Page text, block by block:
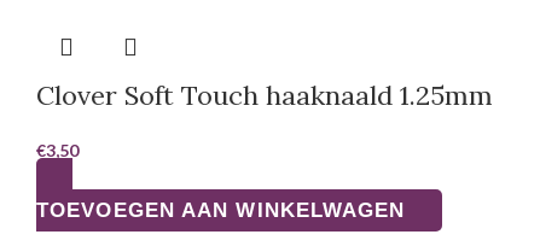
Clover Soft Touch haaknaald 1.25mm
€3,50
TOEVOEGEN AAN WINKELWAGEN